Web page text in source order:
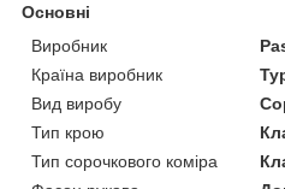
Основні
Виробник
Країна виробник
Вид виробу
Тип крою
Тип сорочкового коміра